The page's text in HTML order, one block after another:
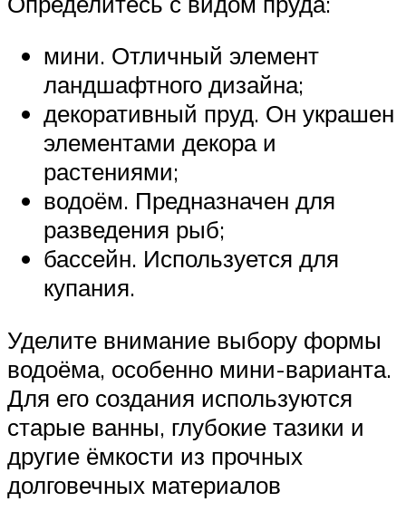
мини. Отличный элемент
ландшафтного дизайна;
декоративный пруд. Он украшен
элементами декора и
растениями;
водоём. Предназначен для
разведения рыб;
бассейн. Используется для
купания.
Уделите внимание выбору формы
водоёма, особенно мини-варианта.
Для его создания используются
старые ванны, глубокие тазики и
другие ёмкости из прочных
долговечных материалов